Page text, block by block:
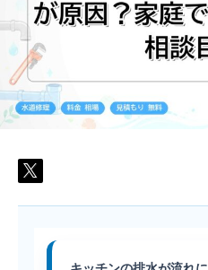
油
が
原
因？
家
庭
で
で
き
と
相
談
安